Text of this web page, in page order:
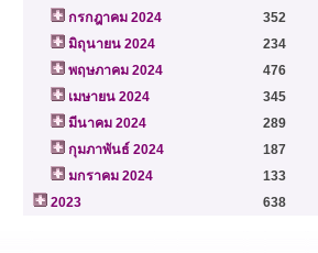
กรกฎาคม 2024
352
มิถุนายน 2024
234
พฤษภาคม 2024
476
เมษายน 2024
345
มีนาคม 2024
289
กุมภาพันธ์ 2024
187
มกราคม 2024
133
2023
638